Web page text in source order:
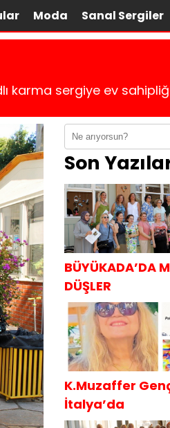
Moda Sanal Sergiler
karma sergiye ev
Son
BÜYÜKADA’DA
DÜŞLER
K.Muzaffer
İtalya’da